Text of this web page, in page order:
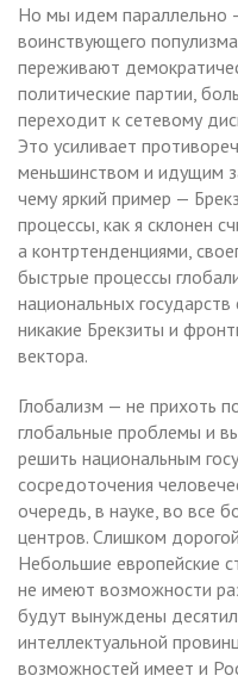
Но мы идем параллельно
воинствующего
переживают
политические партии,
переходит к сетевому
Это усиливает
меньшинством и идущим
чему яркий пример —
процессы, как я склонен
а контртенденциями,
быстрые процессы
национальных
никакие Брекзиты и
вектора.
Глобализм — не прихоть
глобальные проблемы и
решить национальным
сосредоточения
очередь, в науке, во все
центров. Слишком
Небольшие европейские
не имеют возможности
будут вынуждены
интеллектуальной
возможностей имеет и